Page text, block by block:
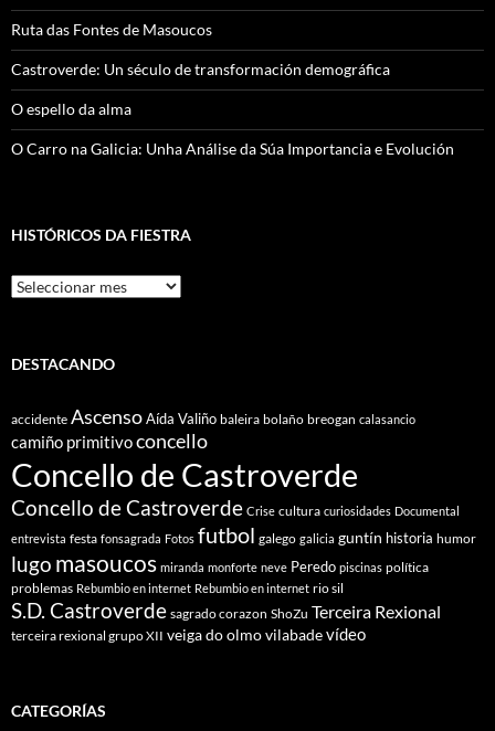
Ruta das Fontes de Masoucos
Castroverde: Un século de transformación demográfica
O espello da alma
O Carro na Galicia: Unha Análise da Súa Importancia e Evolución
HISTÓRICOS DA FIESTRA
Históricos
Da
DESTACANDO
accidente AscensoAída Valiño baleira bolaño breogan calasancio
camiño primitivoconcello
Concello de Castroverde
Concello de Castroverde Crise cultura curiosidades Documental
entrevista festa fonsagrada Fotos futbol galego galicia guntín historia humor
lugo masoucos miranda monforte neve Peredo piscinas política
problemas Rebumbio en internet Rebumbio en internet rio sil
S.D. Castroverde sagrado corazon ShoZu Terceira Rexional
terceira rexional grupo XII veiga do olmovilabadevídeo
CATEGORÍAS